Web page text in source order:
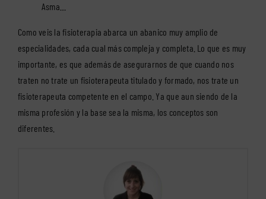
Asma…
Como veis la fisioterapia abarca un abanico muy amplio de
especialidades, cada cual más compleja y completa. Lo que es muy
importante, es que además de asegurarnos de que cuando nos
traten no trate un fisioterapeuta titulado y formado, nos trate un
fisioterapeuta competente en el campo. Ya que aun siendo de la
misma profesión y la base sea la misma, los conceptos son
diferentes.